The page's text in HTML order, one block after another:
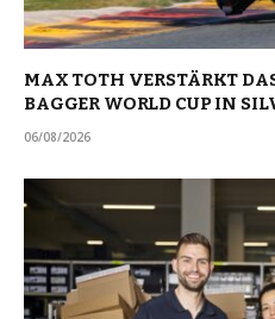
MAX TOTH VERSTÄRKT
BAGGER WORLD CUP IN
06/08/2026